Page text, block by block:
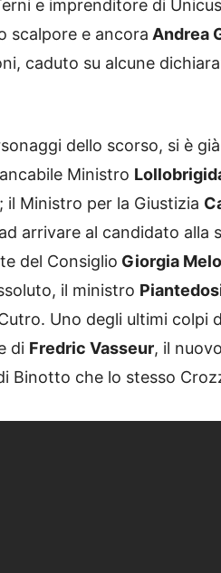
e imprenditore di
scalpore e ancora Andrea
caduto su alcune
dello scorso, si è
Ministro
il Ministro per la Giustizia
arrivare al candidato alla
del Consiglio Giorgia
il ministro
Uno degli ultimi colpi
di Fredric Vasseur, il
Binotto che lo stesso